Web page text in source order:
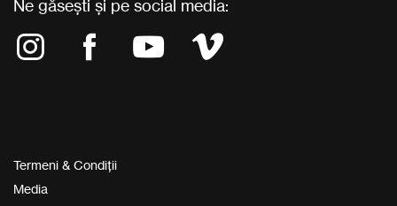
Ne găsești și pe social media:
Termeni & Condiții
Media